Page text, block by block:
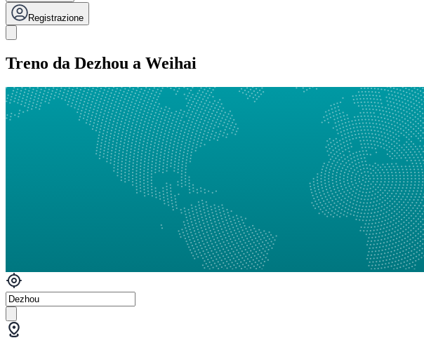
Registrazione
Treno da Dezhou a Weihai